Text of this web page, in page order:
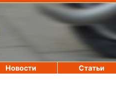
Новости Статьи